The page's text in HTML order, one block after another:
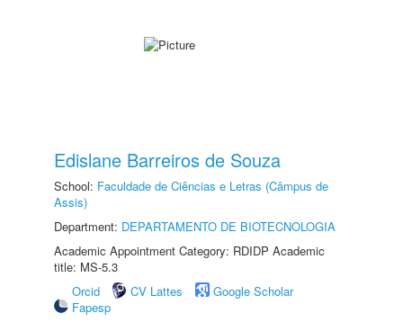
Edislane Barreiros de Souza
School: Faculdade de Ciências e Letras (Câmpus de
Assis)
Department: DEPARTAMENTO DE BIOTECNOLOGIA
Academic Appointment Category: RDIDP Academic
title: MS-5.3
Orcid
CV Lattes
Google Scholar
Fapesp